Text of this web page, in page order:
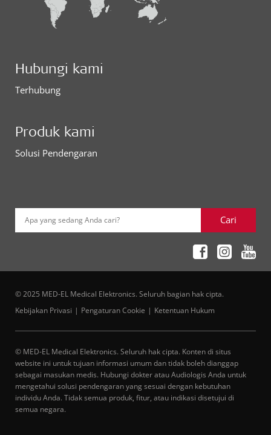
Hubungi kami
Terhubung
Produk kami
Solusi Pendengaran
Apa yang sedang Anda cari? Cari
© 2025 MED-EL Medical Elektronics. Seluruh bagian hak cipta.
Kebijakan Privasi
Pengaturan Cookie Ketentuan Hukum
© MED-EL Medical Elektronics. Seluruh hak cipta. Konten di situs
website ini untuk tujuan informasi umum dan tidak boleh dianggap
sebagai masukan medis. Hubungi dokter atau Audiologis Anda untuk
mengetahui solusi pendengaran yang sesuai dengan kebutuhan
individu Anda. Tidak semua produk, fitur, atau indikasi disetujui di
semua negara.